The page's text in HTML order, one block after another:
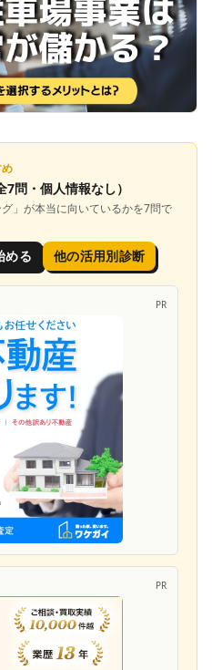
7問・個人情報なし）
」が本当に向いているかを7問で
める 他の活用別診断
PR
PR